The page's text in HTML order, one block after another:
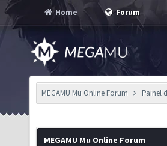
Home Forum
MEGAMU Mu Online Forum Painel
MEGAMU Mu Online Forum